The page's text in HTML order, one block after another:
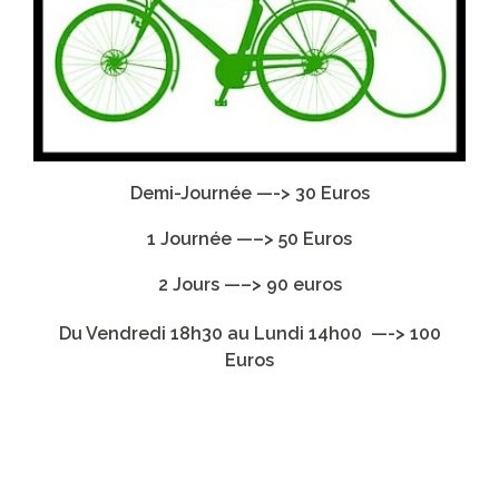
Demi-Journée —-> 30 Euros
1 Journée —–> 50 Euros
2 Jours —–> 90 euros
Du Vendredi 18h30 au Lundi 14h00 —-> 100
Euros